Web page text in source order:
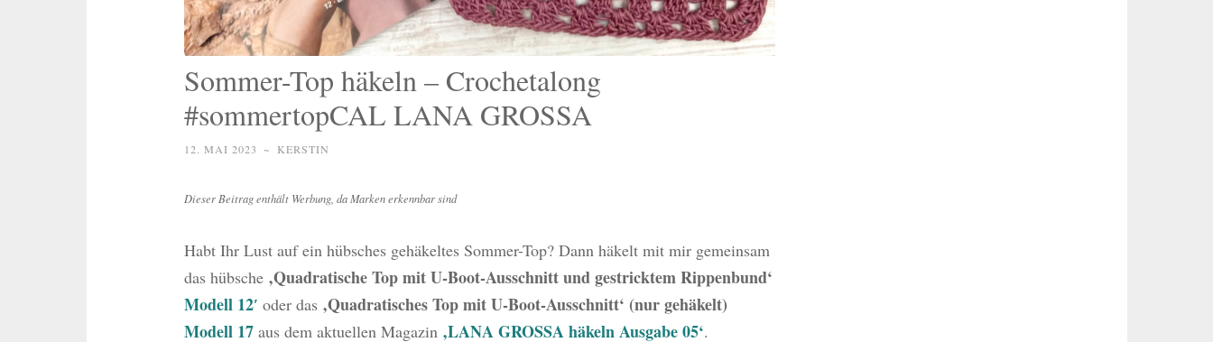
Sommer-Top häkeln – Crochetalong
#sommertopCAL LANA GROSSA
12. MAI 2023 ~ KERSTIN
Dieser Beitrag enthält Werbung, da Marken erkennbar sind
Habt Ihr Lust auf ein hübsches gehäkeltes Sommer-Top? Dann häkelt mit mir gemeinsam
das hübsche ‚Quadratische Top mit U-Boot-Ausschnitt und gestricktem Rippenbund‘
Modell 12′ oder das ‚Quadratisches Top mit U-Boot-Ausschnitt‘ (nur gehäkelt)
Modell 17aus dem aktuellen Magazin ‚LANA GROSSA häkeln Ausgabe 05‘.